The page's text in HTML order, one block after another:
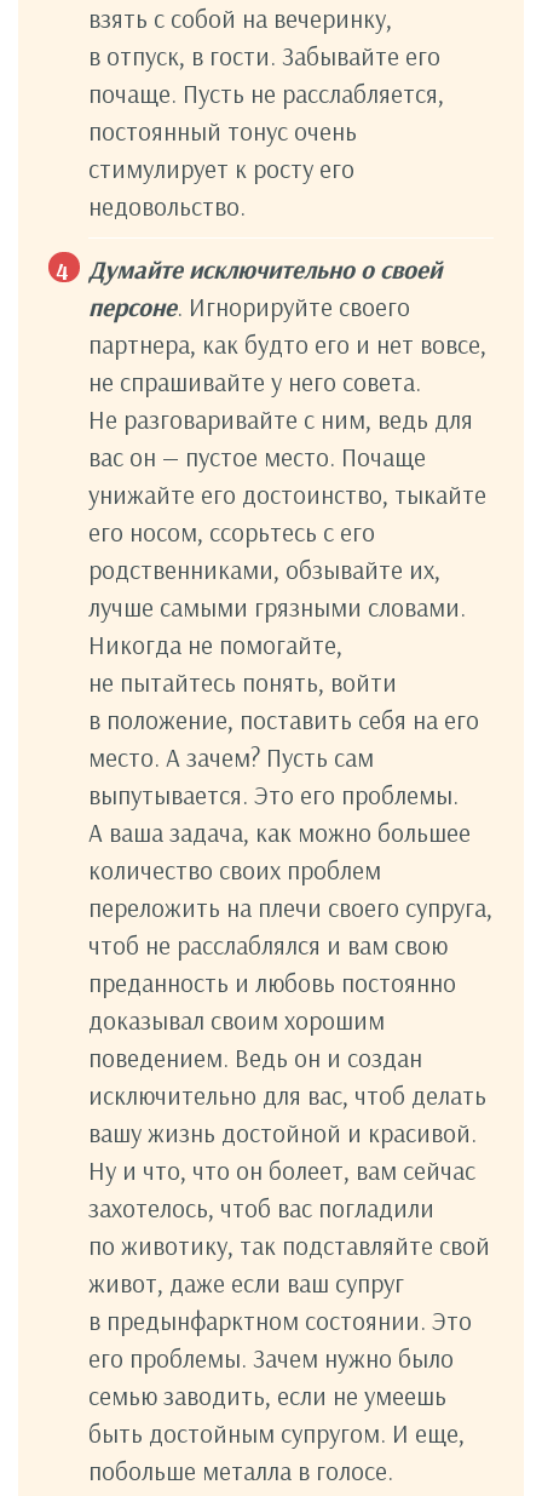
взять с собой на вечеринку,
в отпуск, в гости. Забывайте его
почаще. Пусть не расслабляется,
постоянный тонус очень
стимулирует к росту его
недовольство.
Думайте исключительно о своей
персоне. Игнорируйте своего
партнера, как будто его и нет вовсе,
не спрашивайте у него совета.
Не разговаривайте с ним, ведь для
вас он — пустое место. Почаще
унижайте его достоинство, тыкайте
его носом, ссорьтесь с его
родственниками, обзывайте их,
лучше самыми грязными словами.
Никогда не помогайте,
не пытайтесь понять, войти
в положение, поставить себя на его
место. А зачем? Пусть сам
выпутывается. Это его проблемы.
А ваша задача, как можно большее
количество своих проблем
переложить на плечи своего супруга,
чтоб не расслаблялся и вам свою
преданность и любовь постоянно
доказывал своим хорошим
поведением. Ведь он и создан
исключительно для вас, чтоб делать
вашу жизнь достойной и красивой.
Ну и что, что он болеет, вам сейчас
захотелось, чтоб вас погладили
по животику, так подставляйте свой
живот, даже если ваш супруг
в предынфарктном состоянии. Это
его проблемы. Зачем нужно было
семью заводить, если не умеешь
быть достойным супругом. И еще,
побольше металла в голосе.